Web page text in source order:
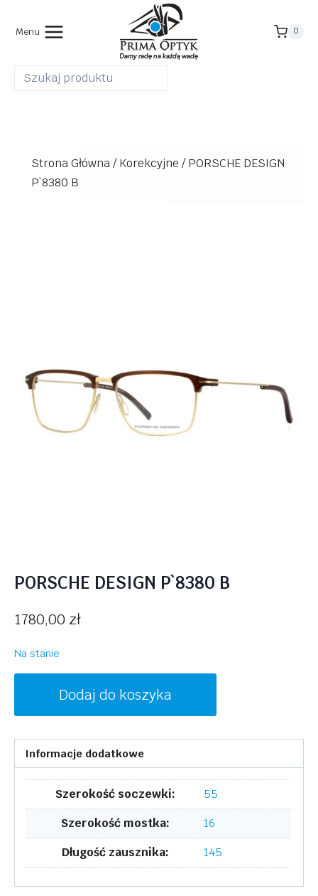
Menu 0
Strona Główna/Korekcyjne /PORSCHE DESIGN
P`8380 B
PORSCHE DESIGN P`8380 B
1780,00 zł
Na stanie
PORSCHE
DESIGN
P`8380
Dodaj do koszyka
Informacje dodatkowe
Szerokość soczewki:
55
Szerokość mostka:
16
Długość zausznika:
145